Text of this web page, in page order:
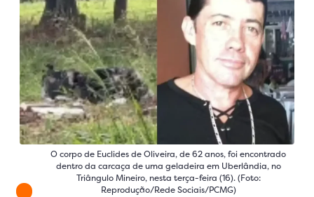
O corpo de Euclides de Oliveira, de 62 anos, foi encontrado
dentro da carcaça de uma geladeira em Uberlândia, no
Triângulo Mineiro, nesta terça-feira (16). (Foto:
Reprodução/Rede Sociais/PCMG)